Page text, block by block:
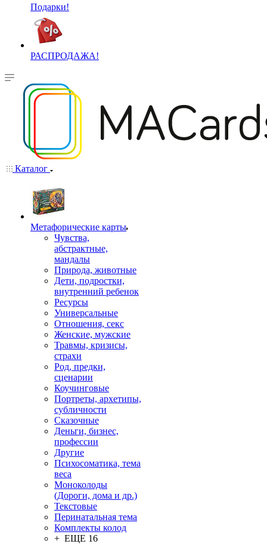
Подарки!
РАСПРОДАЖА!
Каталог
Mетафорические карты
Чувства,
абстрактные,
мандалы
Природа, животные
Дети, подростки,
внутренний ребенок
Ресурсы
Универсальные
Отношения, секс
Женские, мужские
Травмы, кризисы,
страхи
Род, предки,
сценарии
Коучинговые
Портреты, архетипы,
субличности
Сказочные
Деньги, бизнес,
профессии
Другие
Психосоматика, тема
веса
Моноколоды
(Дороги, дома и др.)
Текстовые
Перинатальная тема
Комплекты колод
+ ЕЩЕ 16